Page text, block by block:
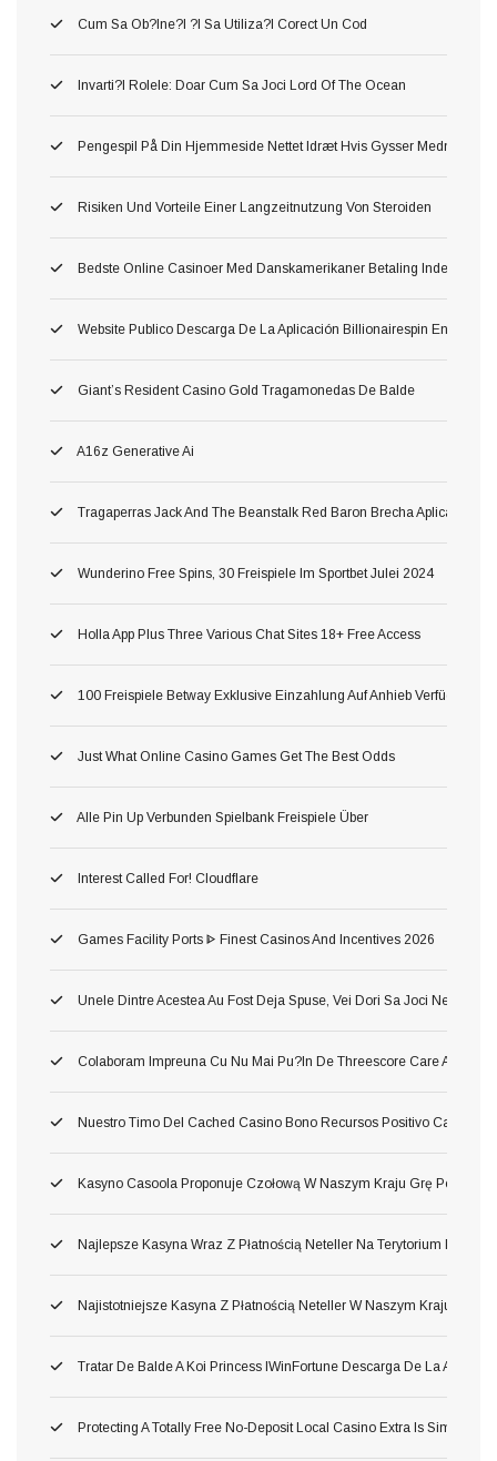
Cum Sa Ob?ine?i ?i Sa Utiliza?i Corect Un Cod
Invarti?i Rolele: Doar Cum Sa Joci Lord Of The Ocean
Pengespil På Din Hjemmeside Nettet Idræt Hvis Gysser Medmindre
Risiken Und Vorteile Einer Langzeitnutzung Von Steroiden
Bedste Online Casinoer Med Danskamerikaner Betaling Inden For
Website Publico Descarga De La Aplicación Billionairespin En
Giant’s Resident Casino Gold Tragamonedas De Balde
A16z Generative Ai
Tragaperras Jack And The Beanstalk Red Baron Brecha Aplicación
Wunderino Free Spins, 30 Freispiele Im Sportbet Julei 2024
Holla App Plus Three Various Chat Sites 18+ Free Access
100 Freispiele Betway Exklusive Einzahlung Auf Anhieb Verfügbar
Just What Online Casino Games Get The Best Odds
Alle Pin Up Verbunden Spielbank Freispiele Über
Interest Called For! Cloudflare
Games Facility Ports ᐈ Finest Casinos And Incentives 2026
Unele Dintre Acestea Au Fost Deja Spuse, Vei Dori Sa Joci
Colaboram Impreuna Cu Nu Mai Pu?in De Threescore Care Au
Nuestro Timo Del Cached Casino Bono Recursos Positivo Carente
Kasyno Casoola Proponuje Czołową W Naszym Kraju Grę Pod
Najlepsze Kasyna Wraz Z Płatnością Neteller Na Terytorium Polski
Najistotniejsze Kasyna Z Płatnością Neteller W Naszym Kraju 2026
Tratar De Balde A Koi Princess IWinFortune Descarga De La
Protecting A Totally Free No-Deposit Local Casino Extra Is Simple,